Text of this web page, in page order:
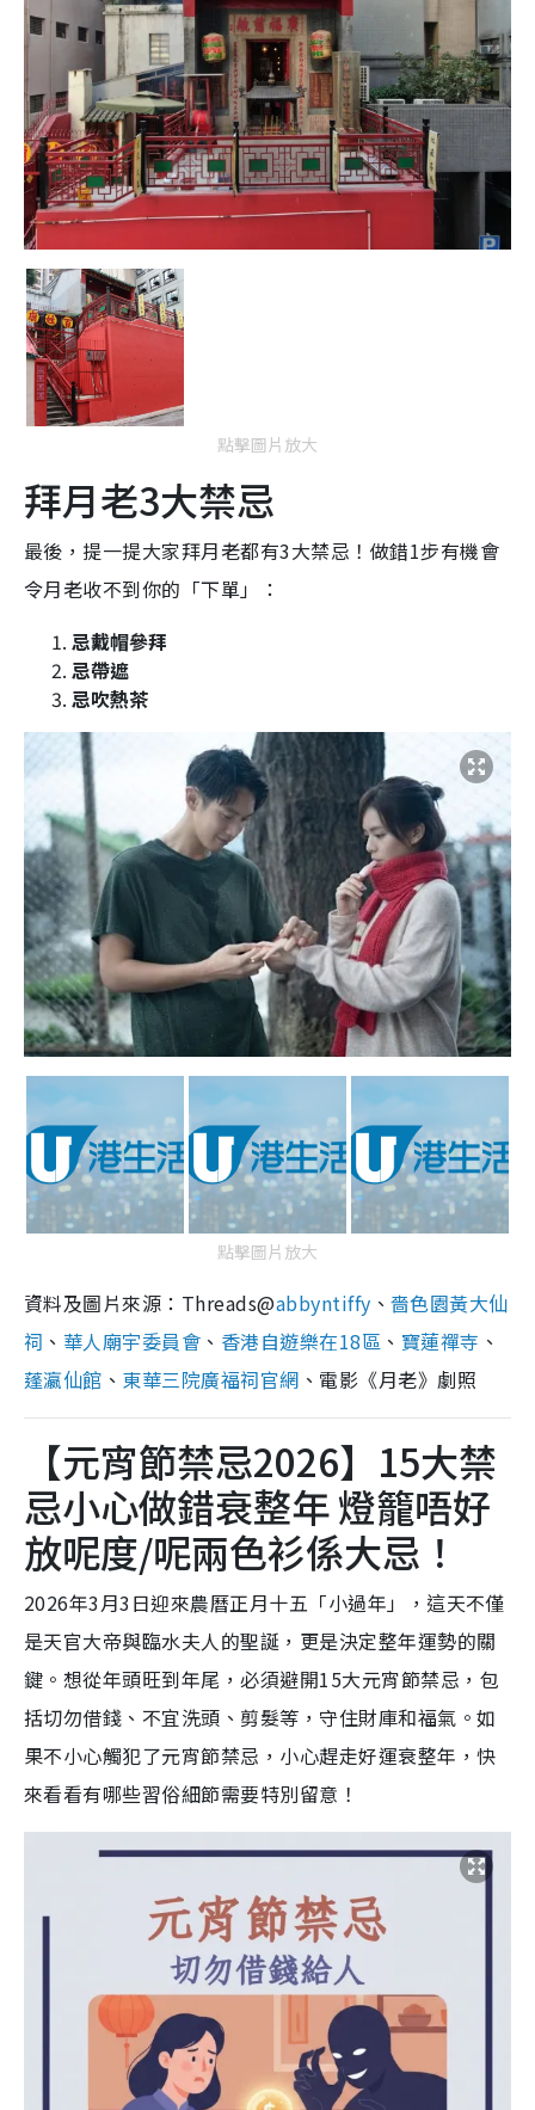
點擊圖片放大
拜月老3大禁忌
最後，提一提大家拜月老都有3大禁忌！做錯1步有機會
令月老收不到你的「下單」：
忌戴帽參拜
忌帶遮
忌吹熱茶
點擊圖片放大
資料及圖片來源：Threads@abbyntiffy 、 嗇色園黃大仙
祠 、 華人廟宇委員會 、 香港自遊樂在18區 、 寶蓮禪寺 、
蓬瀛仙館 、 東華三院廣福祠官網 、電影《月老》劇照
【元宵節禁忌2026】15大禁
忌小心做錯衰整年 燈籠唔好
放呢度/呢兩色衫係大忌！
2026年3月3日迎來農曆正月十五「小過年」，這天不僅
是天官大帝與臨水夫人的聖誕，更是決定整年運勢的關
鍵。想從年頭旺到年尾，必須避開15大元宵節禁忌，包
括切勿借錢、不宜洗頭、剪髮等，守住財庫和福氣。如
果不小心觸犯了元宵節禁忌，小心趕走好運衰整年，快
來看看有哪些習俗細節需要特別留意！